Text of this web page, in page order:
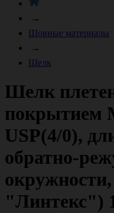
→
Шовные материалы
→
Шелк
Шелк
покрытием
USР(4/0),
обратно-
"Линтекс")